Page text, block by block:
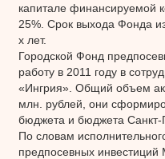
капитале финансируемой
25%. Срок выхода Фонда
х лет.
Городской Фонд
работу в 2011 году в
«Ингрия». Общий объем
млн. рублей, они
бюджета и бюджета Санкт-
По словам
предпосевных